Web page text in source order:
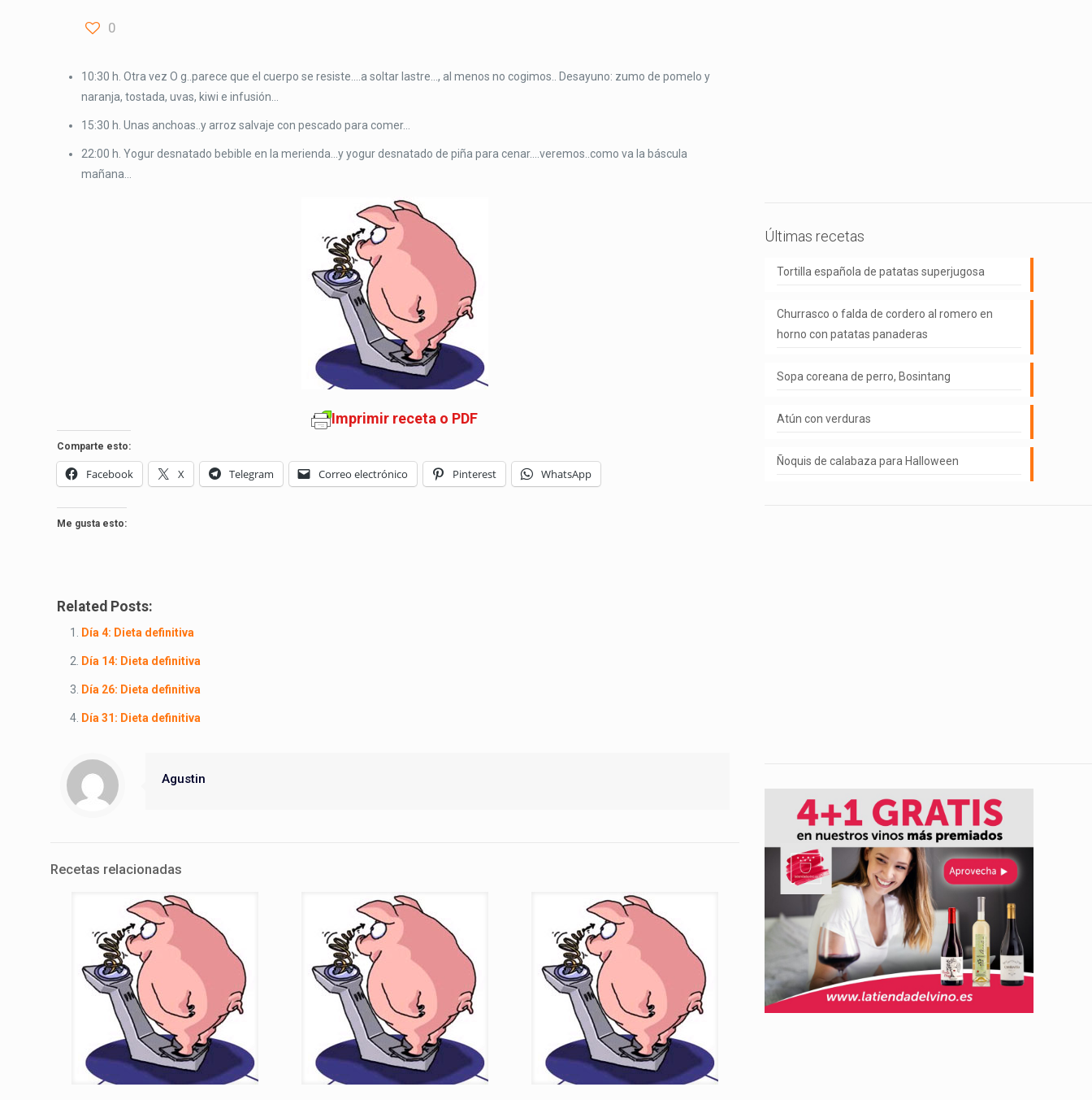
0
10:30 h. Otra vez O g..parece que el cuerpo se resiste….a soltar lastre…, al menos no cogimos.. Desayuno: zumo de pomelo y
naranja, tostada, uvas, kiwi e infusión…
15:30 h. Unas anchoas..y arroz salvaje con pescado para comer…
22:00 h. Yogur desnatado bebible en la merienda…y yogur desnatado de piña para cenar….veremos..como va la báscula
mañana…
Imprimir receta o PDF
Comparte esto:
Facebook X Telegram Correo electrónico Pinterest WhatsApp
Me gusta esto:
Related Posts:
Día 4: Dieta definitiva
Día 14: Dieta definitiva
Día 26: Dieta definitiva
Día 31: Dieta definitiva
Agustin
Recetas relacionadas
Últimas recetas
Tortilla española de patatas superjugosa
Churrasco o falda de cordero al romero en
horno con patatas panaderas
Sopa coreana de perro, Bosintang
Atún con verduras
Ñoquis de calabaza para Halloween